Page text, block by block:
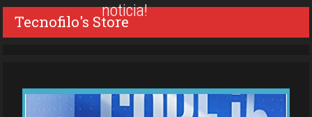
noticia!
Tecnofilo's Store